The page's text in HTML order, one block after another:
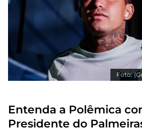
Foto:
Entenda a Polêmica
Presidente do